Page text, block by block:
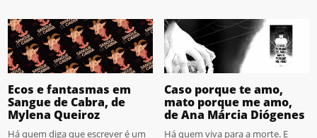
Ecos e fantasmas em
Sangue de Cabra, de
Mylena Queiroz
Há quem diga que escrever é um
Caso porque te amo,
mato porque me amo,
de Ana Márcia Diógenes
Há quem viva para a morte. E